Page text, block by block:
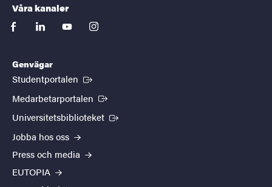
Våra kanaler
facebooklinkedinyoutubeinstagram
Genvägar
Studentportalen (Extern länk)
Medarbetarportalen (Extern länk)
Universitetsbiblioteket (Extern länk)
Jobba hos oss
Press och media
EUTOPIA